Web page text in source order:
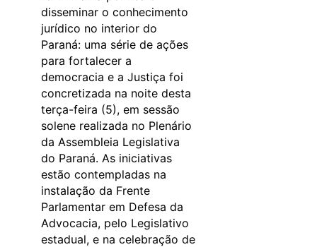
disseminar o conhecimento
jurídico no interior do
Paraná: uma série de ações
para fortalecer a
democracia e a Justiça foi
concretizada na noite desta
terça-feira (5), em sessão
solene realizada no Plenário
da Assembleia Legislativa
do Paraná. As iniciativas
estão contempladas na
instalação da Frente
Parlamentar em Defesa da
Advocacia, pelo Legislativo
estadual, e na celebração de